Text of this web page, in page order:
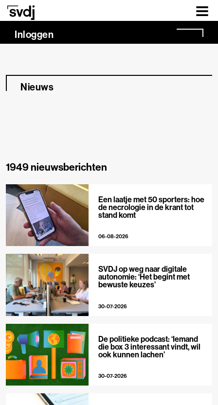
Naar hoofdinhoud
Inloggen
Nieuws
1949 nieuwsberichten
Een laatje met 50 sporters: hoe
de necrologie in de krant tot
stand komt
06-08-2026
SVDJ op weg naar digitale
autonomie: ‘Het begint met
bewuste keuzes’
30-07-2026
De politieke podcast: ‘Iemand
die box 3 interessant vindt, wil
ook kunnen lachen’
30-07-2026